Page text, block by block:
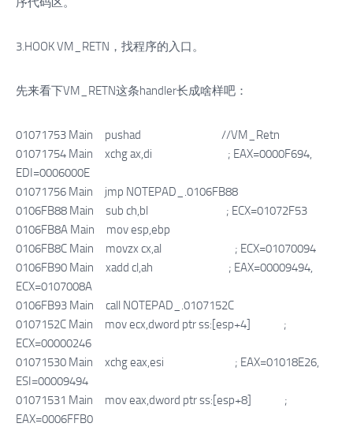
3.HOOK VM_RETN，找程序的入口。
先来看下VM_RETN这条handler长成啥样吧：
01071753 Main pushad //VM_Retn
01071754 Main xchg ax,di ; EAX=0000F694,
EDI=0006000E
01071756 Main jmp NOTEPAD_.0106FB88
0106FB88 Main sub ch,bl ; ECX=01072F53
0106FB8A Main mov esp,ebp
0106FB8C Main movzx cx,al ; ECX=01070094
0106FB90 Main xadd cl,ah ; EAX=00009494,
ECX=0107008A
0106FB93 Main call NOTEPAD_.0107152C
0107152C Main mov ecx,dword ptr ss:[esp+4] ;
ECX=00000246
01071530 Main xchg eax,esi ; EAX=01018E26,
ESI=00009494
01071531 Main mov eax,dword ptr ss:[esp+8] ;
EAX=0006FFB0